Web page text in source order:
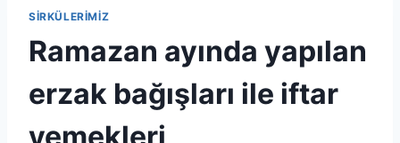
SIRKÜLERIMIZ
Ramazan ayında yapılan
erzak bağışları ile iftar